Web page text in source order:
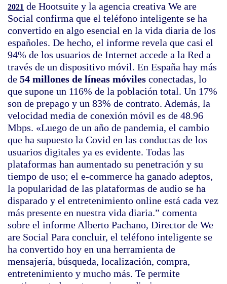
2021 de Hootsuite y la agencia creativa We are
Social confirma que el teléfono inteligente se ha
convertido en algo esencial en la vida diaria de los
españoles. De hecho, el informe revela que casi el
94% de los usuarios de Internet accede a la Red a
través de un dispositivo móvil. En España hay más
de 54 millones de líneas móviles conectadas, lo
que supone un 116% de la población total. Un 17%
son de prepago y un 83% de contrato. Además, la
velocidad media de conexión móvil es de 48.96
Mbps. «Luego de un año de pandemia, el cambio
que ha supuesto la Covid en las conductas de los
usuarios digitales ya es evidente. Todas las
plataformas han aumentado su penetración y su
tiempo de uso; el e-commerce ha ganado adeptos,
la popularidad de las plataformas de audio se ha
disparado y el entretenimiento online está cada vez
más presente en nuestra vida diaria.” comenta
sobre el informe Alberto Pachano, Director de We
are Social Para concluir, el teléfono inteligente se
ha convertido hoy en una herramienta de
mensajería, búsqueda, localización, compra,
entretenimiento y mucho más. Te permite